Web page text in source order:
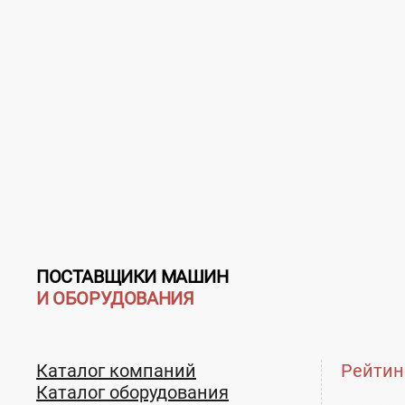
Бульдозер HBXG TY 165-2
ПОСТАВЩИКИ МАШИН
И ОБОРУДОВАНИЯ
Каталог компаний
Каталог оборудования